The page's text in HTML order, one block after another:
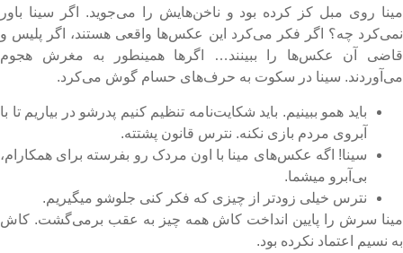
روی مبل کز کرده بود و ناخن‌هایش را می‌جوید. اگر سینا باور
چه؟ اگر فکر می‌کرد این عکس‌ها واقعی هستند، اگر پلیس و
آن عکس‌ها را ببینند… اگر‌ها همینطور به مغرش هجوم
سینا در سکوت به حرف‌های حسام گوش می‌کرد.
باید همو ببینیم. باید شکایت‌نامه تنظیم کنیم پدرشو در بیاریم تا با
آبروی مردم بازی نکنه. نترس قانون پشتته.
سینا! اگه عکس‌های مینا با اون مردک رو بفرسته برای همکارام،
بی‌آبرو میشما.
نترس خیلی زودتر از چیزی که فکر کنی جلوشو میگیریم.
سرش را پایین انداخت کاش همه چیز به عقب برمی‌گشت. کاش
نسیم اعتماد نکرده بود.